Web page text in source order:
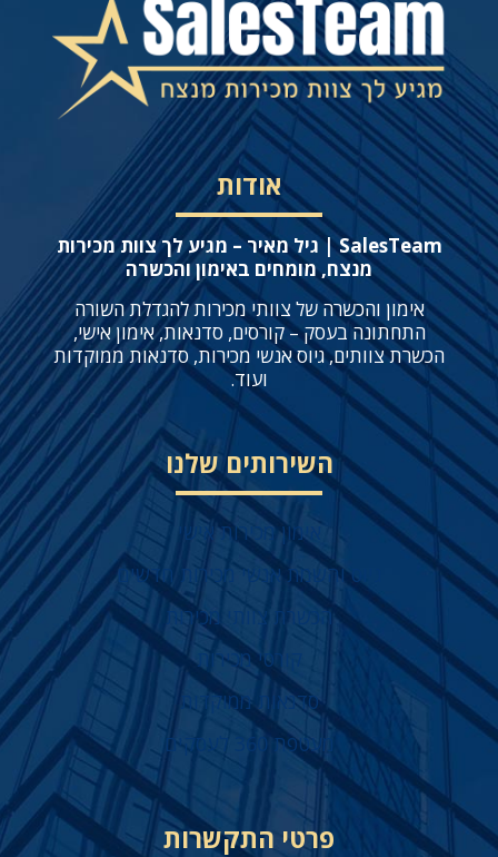
אודות
SalesTeam | גיל מאיר – מגיע לך צוות מכירות
מנצח, מומחים באימון והכשרה
אימון והכשרה של צוותי מכירות להגדלת השורה
התחתונה בעסק – קורסים, סדנאות, אימון אישי,
הכשרת צוותים, גיוס אנשי מכירות, סדנאות ממוקדות
ועוד.
השירותים שלנו
אימון מכירות אישי
גיוס והשמת אנשי מכירות חדשים
הכשרת צוותי מכירות
קורסי מכירות
סדנאות ממוקדות
מעטפת 360 לעסקים
פרטי התקשרות